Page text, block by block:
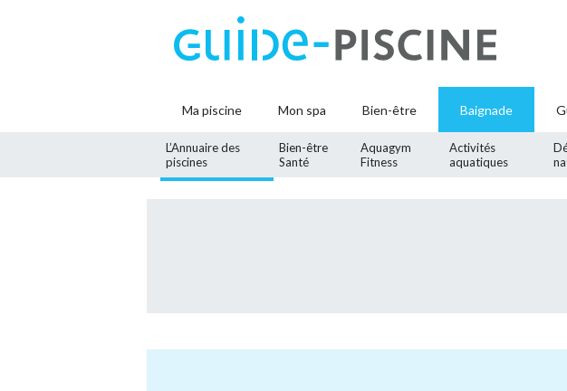
Ma piscine Mon spa Bien-être Baignade
L’Annuaire des
piscines
Bien-être
Santé
Aquagym
Fitness
Activités
aquatiques